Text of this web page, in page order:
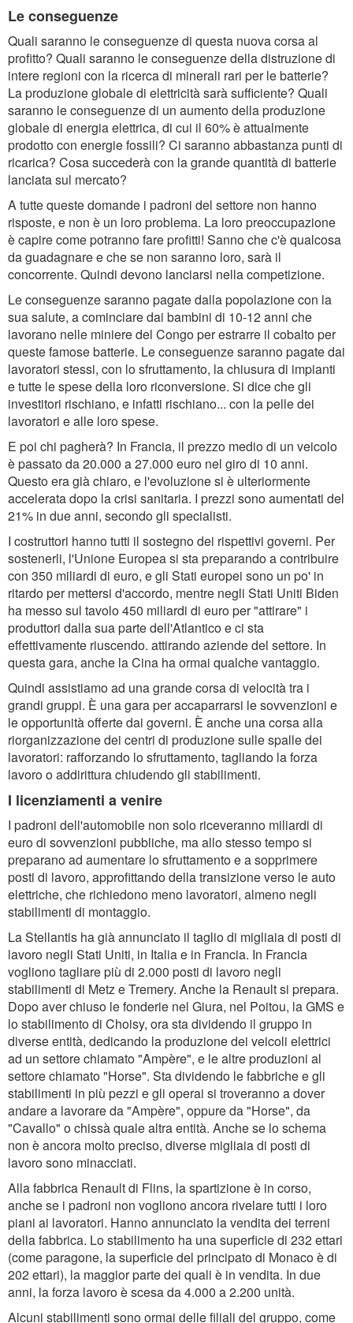
Le conseguenze
Quali saranno le conseguenze di questa nuova corsa al
profitto? Quali saranno le conseguenze della distruzione di
intere regioni con la ricerca di minerali rari per le batterie?
La produzione globale di elettricità sarà sufficiente? Quali
saranno le conseguenze di un aumento della produzione
globale di energia elettrica, di cui il 60% è attualmente
prodotto con energie fossili? Ci saranno abbastanza punti di
ricarica? Cosa succederà con la grande quantità di batterie
lanciata sul mercato?
A tutte queste domande i padroni del settore non hanno
risposte, e non è un loro problema. La loro preoccupazione
è capire come potranno fare profitti! Sanno che c'è qualcosa
da guadagnare e che se non saranno loro, sarà il
concorrente. Quindi devono lanciarsi nella competizione.
Le conseguenze saranno pagate dalla popolazione con la
sua salute, a cominciare dai bambini di 10-12 anni che
lavorano nelle miniere del Congo per estrarre il cobalto per
queste famose batterie. Le conseguenze saranno pagate dai
lavoratori stessi, con lo sfruttamento, la chiusura di impianti
e tutte le spese della loro riconversione. Si dice che gli
investitori rischiano, e infatti rischiano... con la pelle dei
lavoratori e alle loro spese.
E poi chi pagherà? In Francia, il prezzo medio di un veicolo
è passato da 20.000 a 27.000 euro nel giro di 10 anni.
Questo era già chiaro, e l'evoluzione si è ulteriormente
accelerata dopo la crisi sanitaria. I prezzi sono aumentati del
21% in due anni, secondo gli specialisti.
I costruttori hanno tutti il sostegno dei rispettivi governi. Per
sostenerli, l'Unione Europea si sta preparando a contribuire
con 350 miliardi di euro, e gli Stati europei sono un po' in
ritardo per mettersi d'accordo, mentre negli Stati Uniti Biden
ha messo sul tavolo 450 miliardi di euro per "attirare" i
produttori dalla sua parte dell'Atlantico e ci sta
effettivamente riuscendo. attirando aziende del settore. In
questa gara, anche la Cina ha ormai qualche vantaggio.
Quindi assistiamo ad una grande corsa di velocità tra i
grandi gruppi. È una gara per accaparrarsi le sovvenzioni e
le opportunità offerte dai governi. È anche una corsa alla
riorganizzazione dei centri di produzione sulle spalle dei
lavoratori: rafforzando lo sfruttamento, tagliando la forza
lavoro o addirittura chiudendo gli stabilimenti.
I licenziamenti a venire
I padroni dell'automobile non solo riceveranno miliardi di
euro di sovvenzioni pubbliche, ma allo stesso tempo si
preparano ad aumentare lo sfruttamento e a sopprimere
posti di lavoro, approfittando della transizione verso le auto
elettriche, che richiedono meno lavoratori, almeno negli
stabilimenti di montaggio.
La Stellantis ha già annunciato il taglio di migliaia di posti di
lavoro negli Stati Uniti, in Italia e in Francia. In Francia
vogliono tagliare più di 2.000 posti di lavoro negli
stabilimenti di Metz e Tremery. Anche la Renault si prepara.
Dopo aver chiuso le fonderie nel Giura, nel Poitou, la GMS e
lo stabilimento di Choisy, ora sta dividendo il gruppo in
diverse entità, dedicando la produzione dei veicoli elettrici
ad un settore chiamato "Ampère", e le altre produzioni al
settore chiamato "Horse". Sta dividendo le fabbriche e gli
stabilimenti in più pezzi e gli operai si troveranno a dover
andare a lavorare da "Ampère", oppure da "Horse", da
"Cavallo" o chissà quale altra entità. Anche se lo schema
non è ancora molto preciso, diverse migliaia di posti di
lavoro sono minacciati.
Alla fabbrica Renault di Flins, la spartizione è in corso,
anche se i padroni non vogliono ancora rivelare tutti i loro
piani ai lavoratori. Hanno annunciato la vendita dei terreni
della fabbrica. Lo stabilimento ha una superficie di 232 ettari
(come paragone, la superficie del principato di Monaco è di
202 ettari), la maggior parte dei quali è in vendita. In due
anni, la forza lavoro è scesa da 4.000 a 2.200 unità.
Alcuni stabilimenti sono ormai delle filiali del gruppo, come